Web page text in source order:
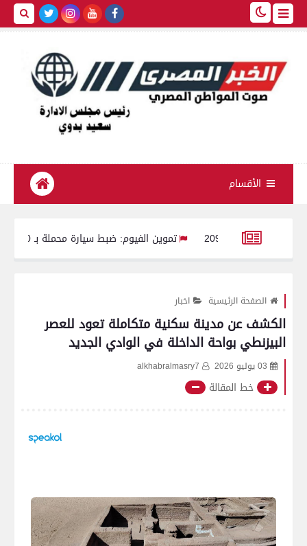
الأقسام
تموين الفيوم: ضبط سيارة محملة بـ 260 كيلو لحوم مفرومة غير صالحة للاستهلاك الآدمي
الصفحة الرئيسية اخبار
الكشف عن مدينة سكنية متكاملة تعود للعصر
البيزنطي بواحة الداخلة في الوادي الجديد
03 يوليو 2026 alkhabralmasry7
خط المقالة